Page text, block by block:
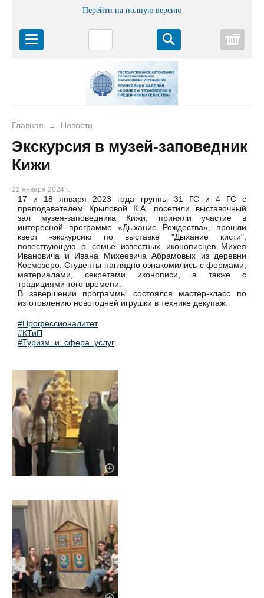
Перейти на полную версию
Главная → Новости
Экскурсия в музей-заповедник
Кижи
22 января 2024 г.
17 и 18 января 2023 года группы 31 ГС и 4 ГС с
преподавателем Крыловой К.А. посетили выставочный
зал музея-заповедника Кижи, приняли участие в
интересной программе «Дыхание Рождества», прошли
квест -экскурсию по выставке "Дыхание кисти",
повествующую о семье известных иконописцев Михея
Ивановича и Ивана Михеевича Абрамовых из деревни
Космозеро. Студенты наглядно ознакомились с формами,
материалами, секретами иконописи, а также с
традициями того времени.
В завершении программы состоялся мастер-класс по
изготовлению новогодней игрушки в технике декупаж.
#Профессионалитет
#КТиП
#Туризм_и_сфера_услуг